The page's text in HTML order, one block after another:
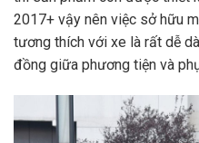
2017+ vậy nên việc sở hữu
tương thích với xe là rất dễ
đồng giữa phương tiện và